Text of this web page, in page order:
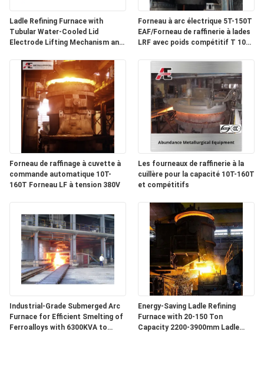
Ladle Refining Furnace with
Tubular Water-Cooled Lid
Electrode Lifting Mechanism and
System
Forneau à arc électrique 5T-150T
EAF/Forneau de raffinerie à lades
LRF avec poids compétitif T 100
Forneau de raffinage à cuvette à
commande automatique 10T-
160T Forneau LF à tension 380V
Les fourneaux de raffinerie à la
cuillère pour la capacité 10T-160T
et compétitifs
Industrial-Grade Submerged Arc
Furnace for Efficient Smelting of
Ferroalloys with 6300KVA to
Energy-Saving Ladle Refining
Furnace with 20-150 Ton
Capacity 2200-3900mm Ladle